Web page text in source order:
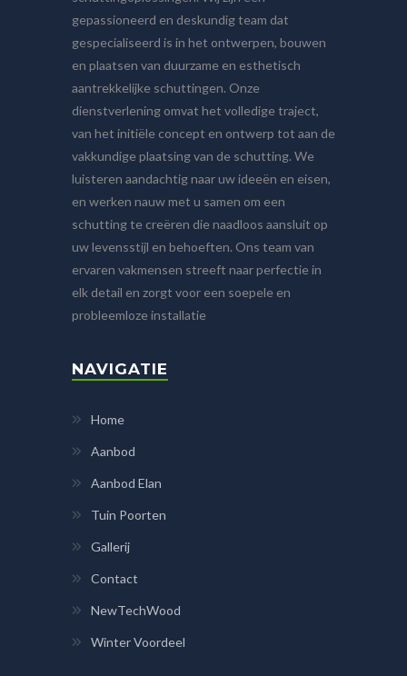
gepassioneerd en deskundig team dat
gespecialiseerd is in het ontwerpen, bouwen
en plaatsen van duurzame en esthetisch
aantrekkelijke schuttingen. Onze
dienstverlening omvat het volledige traject,
van het initiële concept en ontwerp tot aan de
vakkundige plaatsing van de schutting. We
luisteren aandachtig naar uw ideeën en eisen,
en werken nauw met u samen om een
schutting te creëren die naadloos aansluit op
uw levensstijl en behoeften. Ons team van
ervaren vakmensen streeft naar perfectie in
elk detail en zorgt voor een soepele en
probleemloze installatie
NAVIGATIE
Home
Aanbod
Aanbod Elan
Tuin Poorten
Gallerij
Contact
NewTechWood
Winter Voordeel